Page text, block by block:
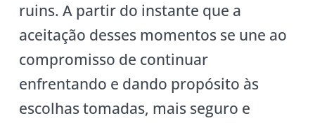
ruins. A partir do instante que a
aceitação desses momentos se une ao
compromisso de continuar
enfrentando e dando propósito às
escolhas tomadas, mais seguro e